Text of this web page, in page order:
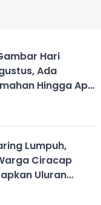
Hari
Ada
Hingga Api
Lumpuh,
Ciracap
Uluran